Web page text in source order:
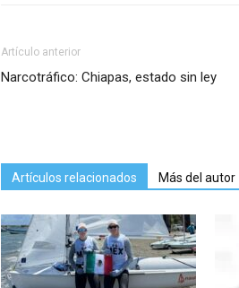
Artículo anterior
Narcotráfico: Chiapas, estado sin ley
Artículos relacionados Más del autor